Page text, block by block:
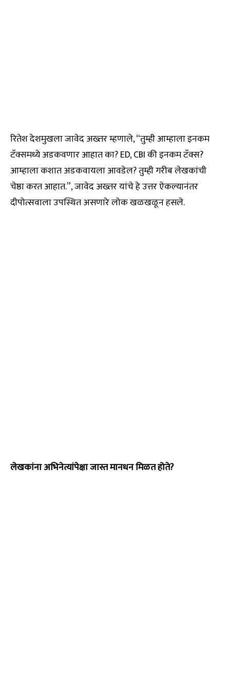
रितेश देशमुखला जावेद अख्तर म्हणाले, “तुम्ही आम्हाला इनकम
टॅक्समध्ये अडकवणार आहात का? ED, CBI की इनकम टॅक्स?
आम्हाला कशात अडकवायला आवडेल? तुम्ही गरीब लेखकांची
चेष्ठा करत आहात.”, जावेद अख्तर यांचे हे उत्तर ऐकल्यानंतर
दीपोत्सवाला उपस्थित असणारे लोक खळखळून हसले.
लेखकांना अभिनेत्यांपेक्षा जास्त मानधन मिळत होते?